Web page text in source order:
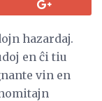
hazardaj.
en ĉi tiu
vin en